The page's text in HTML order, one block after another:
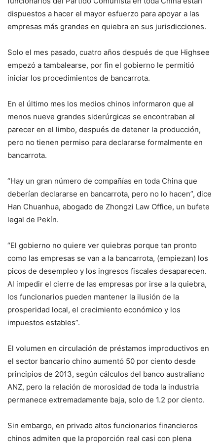
dispuestos a hacer el mayor esfuerzo para apoyar a las
empresas más grandes en quiebra en sus jurisdicciones.
Solo el mes pasado, cuatro años después de que Highsee
empezó a tambalearse, por fin el gobierno le permitió
iniciar los procedimientos de bancarrota.
En el último mes los medios chinos informaron que al
menos nueve grandes siderúrgicas se encontraban al
parecer en el limbo, después de detener la producción,
pero no tienen permiso para declararse formalmente en
bancarrota.
“Hay un gran número de compañías en toda China que
deberían declararse en bancarrota, pero no lo hacen”, dice
Han Chuanhua, abogado de Zhongzi Law Office, un bufete
legal de Pekín.
“El gobierno no quiere ver quiebras porque tan pronto
como las empresas se van a la bancarrota, (empiezan) los
picos de desempleo y los ingresos fiscales desaparecen.
Al impedir el cierre de las empresas por irse a la quiebra,
los funcionarios pueden mantener la ilusión de la
prosperidad local, el crecimiento económico y los
impuestos estables”.
El volumen en circulación de préstamos improductivos en
el sector bancario chino aumentó 50 por ciento desde
principios de 2013, según cálculos del banco australiano
ANZ, pero la relación de morosidad de toda la industria
permanece extremadamente baja, solo de 1.2 por ciento.
Sin embargo, en privado altos funcionarios financieros
chinos admiten que la proporción real casi con plena